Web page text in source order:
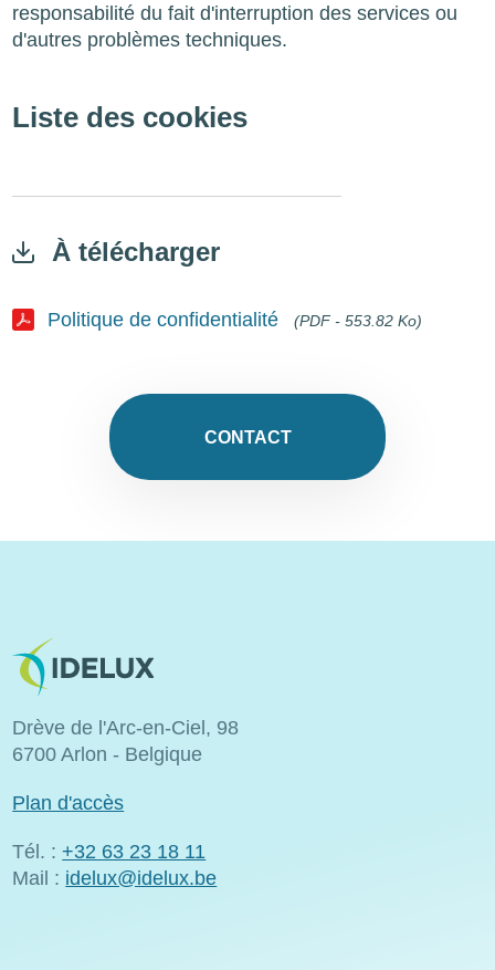
responsabilité du fait d'interruption des services ou
d'autres problèmes techniques.
Liste des cookies
À télécharger
Politique de confidentialité (PDF - 553.82 Ko)
CONTACT
Image
Drève de l'Arc-en-Ciel, 98
6700 Arlon - Belgique
Plan d'accès
Tél. : +32 63 23 18 11
Mail : idelux@idelux.be